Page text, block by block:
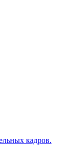
кадров.